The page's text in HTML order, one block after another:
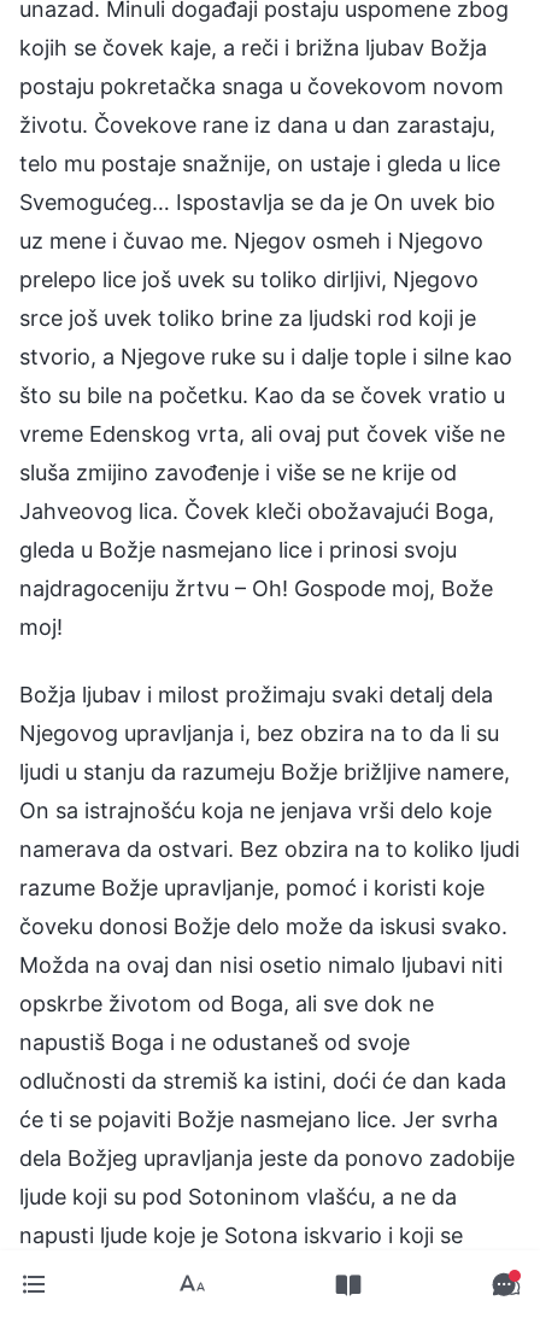
unazad. Minuli događaji postaju uspomene zbog
kojih se čovek kaje, a reči i brižna ljubav Božja
postaju pokretačka snaga u čovekovom novom
životu. Čovekove rane iz dana u dan zarastaju,
telo mu postaje snažnije, on ustaje i gleda u lice
Svemogućeg… Ispostavlja se da je On uvek bio
uz mene i čuvao me. Njegov osmeh i Njegovo
prelepo lice još uvek su toliko dirljivi, Njegovo
srce još uvek toliko brine za ljudski rod koji je
stvorio, a Njegove ruke su i dalje tople i silne kao
što su bile na početku. Kao da se čovek vratio u
vreme Edenskog vrta, ali ovaj put čovek više ne
sluša zmijino zavođenje i više se ne krije od
Jahveovog lica. Čovek kleči obožavajući Boga,
gleda u Božje nasmejano lice i prinosi svoju
najdragoceniju žrtvu – Oh! Gospode moj, Bože
moj!
Božja ljubav i milost prožimaju svaki detalj dela
Njegovog upravljanja i, bez obzira na to da li su
ljudi u stanju da razumeju Božje brižljive namere,
On sa istrajnošću koja ne jenjava vrši delo koje
namerava da ostvari. Bez obzira na to koliko ljudi
razume Božje upravljanje, pomoć i koristi koje
čoveku donosi Božje delo može da iskusi svako.
Možda na ovaj dan nisi osetio nimalo ljubavi niti
opskrbe životom od Boga, ali sve dok ne
napustiš Boga i ne odustaneš od svoje
odlučnosti da stremiš ka istini, doći će dan kada
će ti se pojaviti Božje nasmejano lice. Jer svrha
dela Božjeg upravljanja jeste da ponovo zadobije
ljude koji su pod Sotoninom vlašću, a ne da
napusti ljude koje je Sotona iskvario i koji se
protive Bogu.